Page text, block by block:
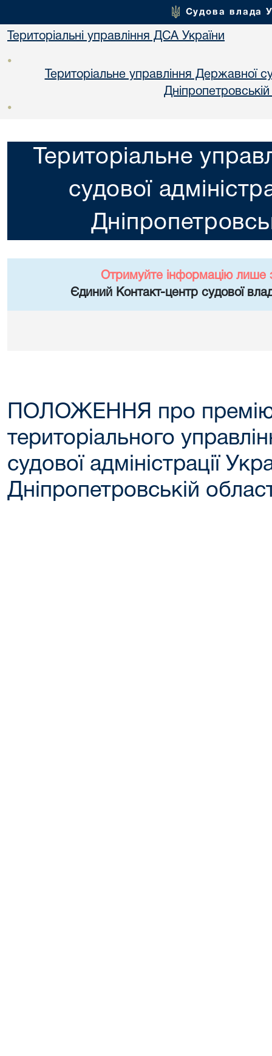
Судова влада
Територіальні управління ДСА України
•
Територіальне управління Державної
•
Територіальне
судової
Отримуйте інформацію лише
Єдиний Контакт-центр судової
ПОЛОЖЕННЯ про
територіального
судової адміністрації
Дніпропетровській